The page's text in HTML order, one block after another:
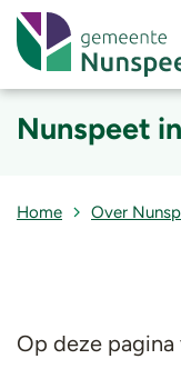
Nunspeet
Home Over
Op deze